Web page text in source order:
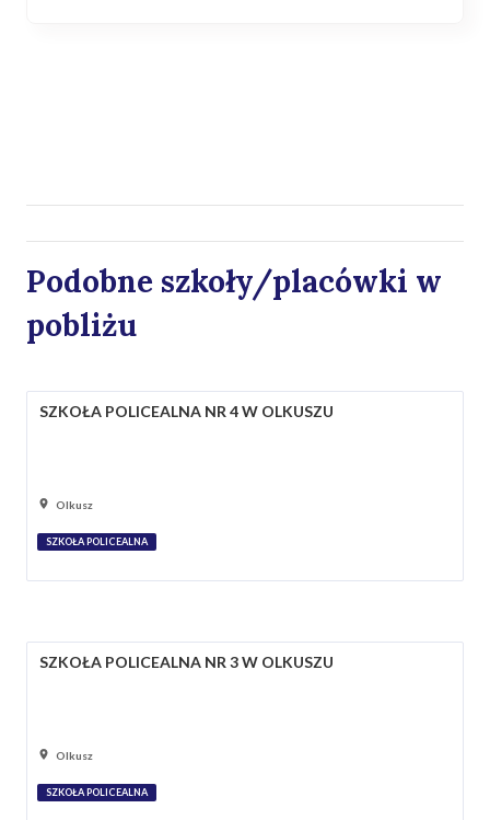
Podobne szkoły/placówki w
pobliżu
SZKOŁA POLICEALNA NR 4 W OLKUSZU
Olkusz
SZKOŁA POLICEALNA
SZKOŁA POLICEALNA NR 3 W OLKUSZU
Olkusz
SZKOŁA POLICEALNA